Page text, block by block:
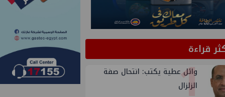
قراءة
وائل عطية يكتب: انتحال صفة
الزلزال